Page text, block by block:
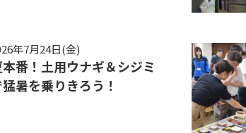
年7月24日(金)
本番！土用ウナギ＆シジミ
暑を乗りきろう！